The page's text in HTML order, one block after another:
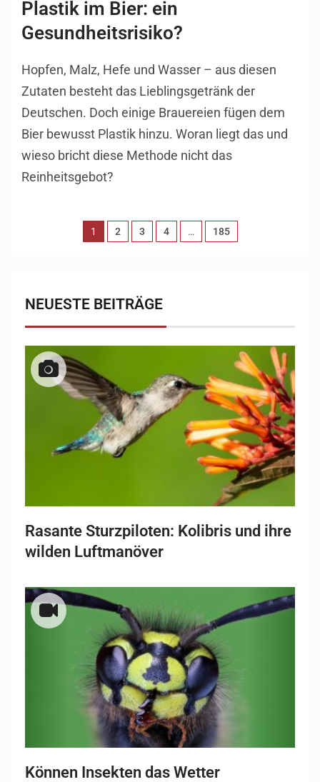
Plastik im Bier: ein
Gesundheitsrisiko?
Hopfen, Malz, Hefe und Wasser – aus diesen
Zutaten besteht das Lieblingsgetränk der
Deutschen. Doch einige Brauereien fügen dem
Bier bewusst Plastik hinzu. Woran liegt das und
wieso bricht diese Methode nicht das
Reinheitsgebot?
1 2 3 4 … 185
NEUESTE BEITRÄGE
Rasante Sturzpiloten: Kolibris und ihre
wilden Luftmanöver
Können Insekten das Wetter